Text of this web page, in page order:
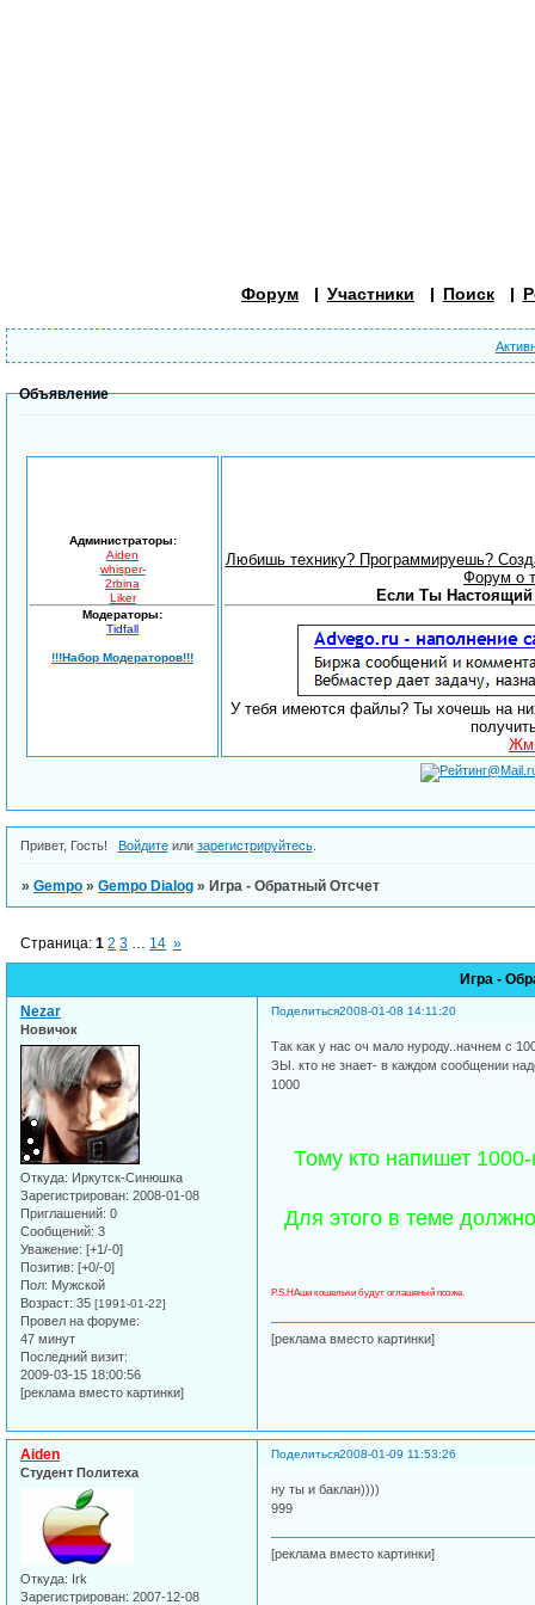
Форум Участники Поиск
Объявление
Администраторы:
Aiden
whisper-
2rbina
Liker
Модераторы:
Tidfall
!!!Набор Модераторов!!!
Любишь технику? Программируешь?
Форум о
Если Ты Настоящий
У тебя имеются файлы? Ты хочешь на
Привет, Гость! Войдитеили зарегистрируйтесь.
»Gempo »Gempo Dialog »Игра - Обратный Отсчет
Игра -
Страница:1 2 3 … 14 »
Поделиться2008-01-08 14:11:20
Nezar
Новичок
Откуда: Иркутск-Синюшка
Зарегистрирован: 2008-01-08
Приглашений: 0
Сообщений: 3
Уважение: [+1/-0]
Позитив: [+0/-0]
Пол: Мужской
Возраст: 35 [1991-01-22]
Провел на форуме:
47 минут
Последний визит:
2009-03-15 18:00:56
[реклама вместо картинки]
Так как у нас оч мало нуроду..начнем с
ЗЫ. кто не знает- в каждом сообщении
1000
Тому кто напишет
Для этого в теме
P.S.НАши кошельки будут оглашеный позже.
[реклама вместо картинки]
Поделиться2008-01-09 11:53:26
Aiden
Студент Политеха
Откуда: Irk
Зарегистрирован: 2007-12-08
ну ты и баклан))))
999
[реклама вместо картинки]